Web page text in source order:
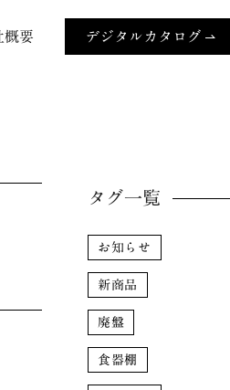
概要 デジタルカタログ
タグ一覧
お知らせ
新商品
廃盤
食器棚